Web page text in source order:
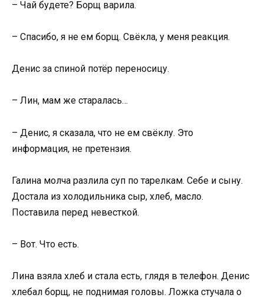
– Чай будете? Борщ варила.
– Спасибо, я не ем борщ. Свёкла, у меня реакция.
Денис за спиной потёр переносицу.
– Лин, мам же старалась…
– Денис, я сказала, что не ем свёклу. Это
информация, не претензия.
Галина молча разлила суп по тарелкам. Себе и сыну.
Достала из холодильника сыр, хлеб, масло.
Поставила перед невесткой.
– Вот. Что есть.
Лина взяла хлеб и стала есть, глядя в телефон. Денис
хлебал борщ, не поднимая головы. Ложка стучала о